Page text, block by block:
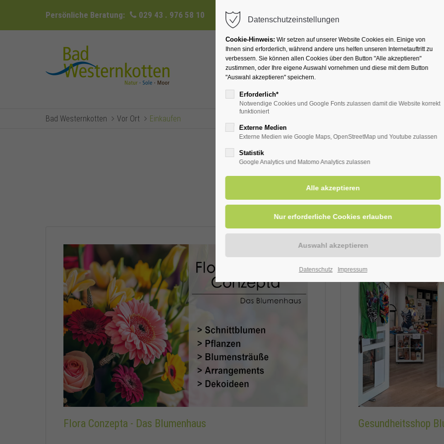
Persönliche Beratung: 029 43 . 976 58 10 info@badwesternkotten.de
Ihr Heilbad Übernachten Für Ihre
Bad Westernkotten Vor Ort Einkaufen
Einkaufen
Bad Westernkotten
Flora Conzepta - Das Blumenhaus Gesundheitsshop
Datenschutzeinstellungen
Cookie-Hinweis: Wir setzen auf unserer Website Cookies ein. Einige von
Ihnen sind erforderlich, während andere uns helfen unseren Internetauftritt zu
verbessern. Sie können allen Cookies über den Button "Alle akzeptieren"
zustimmen, oder Ihre eigene Auswahl vornehmen und diese mit dem Button
"Auswahl akzeptieren" speichern.
Erforderlich*
Notwendige Cookies und Google Fonts zulassen damit die Website korrekt
funktioniert
Externe Medien
Externe Medien wie Google Maps, OpenStreetMap und Youtube zulassen
Statistik
Google Analytics und Matomo Analytics zulassen
Datenschutz Impressum